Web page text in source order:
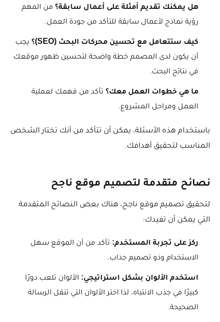
هل يمكنك تقديم أمثلة على أعمال سابقة؟ من المهم
رؤية نماذج لأعمال سابقة للتأكد من جودة العمل.
كيف ستتعامل مع تحسين محركات البحث (SEO)؟
يجب
أن يكون لدى المصمم خطة واضحة لتحسين ظهور موقعك
في نتائج البحث.
ما هي خطوات العمل معك؟ تأكد من فهمك لعملية
العمل ومراحل المشروع.
باستخدام هذه الأسئلة، يمكن أن تتأكد من أنك تختار الشخص
المناسب لتحقيق أهدافك.
نصائح متقدمة لتصميم موقع ناجح
لتحقيق تصميم موقع ناجح، هناك بعض النصائح المتقدمة
التي يمكن أن تفيدك:
ركز على تجربة المستخدم: تأكد من أن الموقع سهل
الاستخدام وذو تصميم جذاب.
استخدم الألوان بشكل استراتيجي: الألوان تلعب دورًا
كبيرًا في جذب الانتباه، لذا اختر الألوان التي تنقل الرسالة
الصحيحة.